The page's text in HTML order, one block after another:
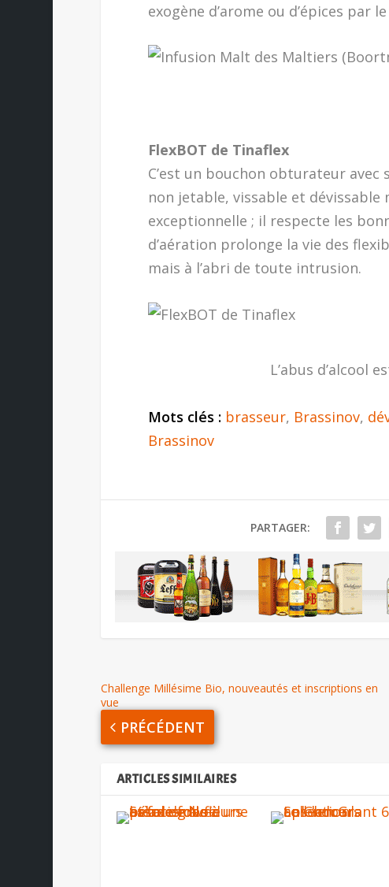
exogène d’arome ou d’épices par
FlexBOT de Tinaflex
C’est un bouchon obturateur avec
non jetable, vissable et dévissable
exceptionnelle ; il respecte les
d’aération prolonge la vie des
mais à l’abri de toute intrusion.
L’abus d’alcool
Mots clés : brasseur, Brassinov,
Brassinov
PARTAGER:
Challenge Millésime Bio, nouveautés et inscriptions en
vue
PRÉCÉDENT
ARTICLES SIMILAIRES